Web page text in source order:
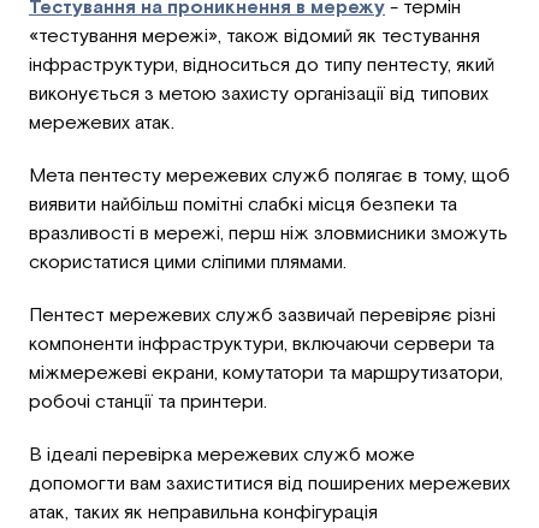
Тестування на проникнення в мережу - термін
«тестування мережі», також відомий як тестування
інфраструктури, відноситься до типу пентесту, який
виконується з метою захисту організації від типових
мережевих атак.
Мета пентесту мережевих служб полягає в тому, щоб
виявити найбільш помітні слабкі місця безпеки та
вразливості в мережі, перш ніж зловмисники зможуть
скористатися цими сліпими плямами.
Пентест мережевих служб зазвичай перевіряє різні
компоненти інфраструктури, включаючи сервери та
міжмережеві екрани, комутатори та маршрутизатори,
робочі станції та принтери.
В ідеалі перевірка мережевих служб може
допомогти вам захиститися від поширених мережевих
атак, таких як неправильна конфігурація